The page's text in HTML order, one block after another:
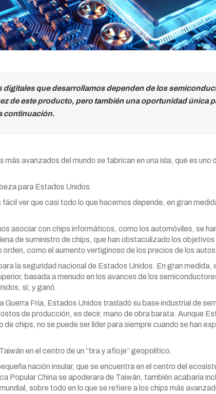
digitales que desarrollamos dependen de los
de este producto, pero también una oportunidad única
continuación.
más avanzados del mundo se fabrican en una isla, que es uno
para Estados Unidos.
ver que casi todo lo que hacemos depende, en gran
asociar con chips informáticos, como los automóviles, se
de suministro de chips, que han obstaculizado los
como el aumento vertiginoso de los precios de los
la seguridad nacional de Estados Unidos. En gran medida,
basada a menudo en los avances de los
sí; y ganó.
Guerra Fría, Estados Unidos trasladó su base industrial de
de producción, es decir, mano de obra barata. Aunque
de chips, no se puede ser líder para siempre cuando se han
en el centro de un “tira y afloje” geopolítico.
nación insular, que se encuentra en el centro del
Popular China se apoderara de Taiwán, también acabaría
sobre todo en lo que se refiere a los chips más